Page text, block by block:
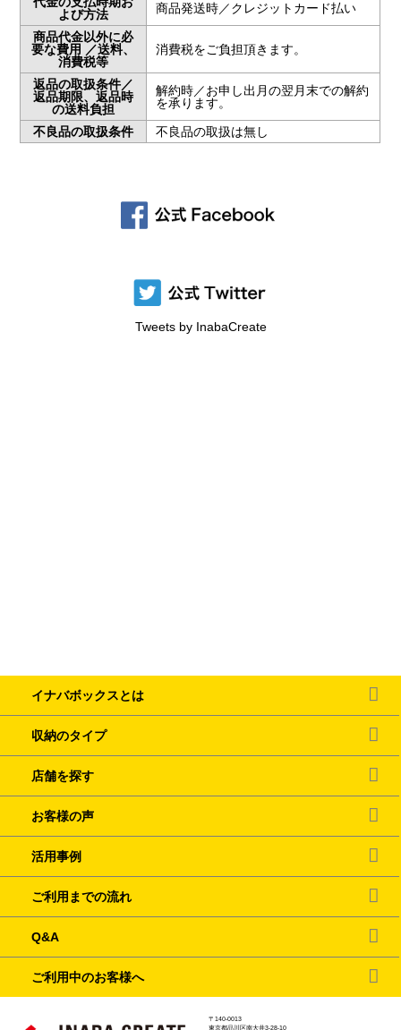
よび方法
商品発送時／クレジットカード払い
商品代金以外に必
要な費用 ／送料、
消費税等
消費税をご負担頂きます。
返品の取扱条件／
返品期限、返品時
の送料負担
解約時／お申し出月の翌月末での解約
を承ります。
不良品の取扱条件
不良品の取扱は無し
Tweets by InabaCreate
イナバボックスとは
収納のタイプ
店舗を探す
お客様の声
活用事例
ご利用までの流れ
Q&A
ご利用中のお客様へ
〒140-0013
東京都品川区南大井3-28-10